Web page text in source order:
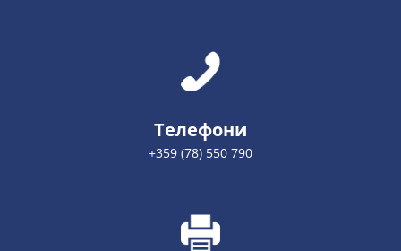
Телефони
+359 (78) 550 790